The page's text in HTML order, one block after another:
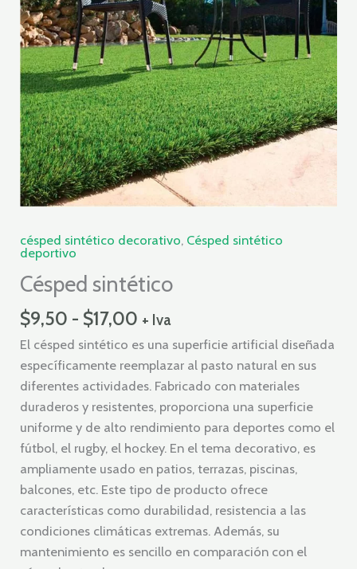
césped sintético decorativo, Césped sintético
deportivo
Césped sintético
$9,50 - $17,00
$17,00
+ Iva
El césped sintético es una superficie artificial diseñada
específicamente reemplazar al pasto natural en sus
diferentes actividades. Fabricado con materiales
duraderos y resistentes, proporciona una superficie
uniforme y de alto rendimiento para deportes como el
fútbol, el rugby, el hockey. En el tema decorativo, es
ampliamente usado en patios, terrazas, piscinas,
balcones, etc. Este tipo de producto ofrece
características como durabilidad, resistencia a las
condiciones climáticas extremas. Además, su
mantenimiento es sencillo en comparación con el